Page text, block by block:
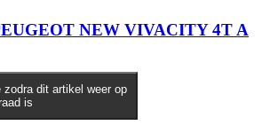
NEW VIVACITY 4T A
zodra dit artikel weer op
is